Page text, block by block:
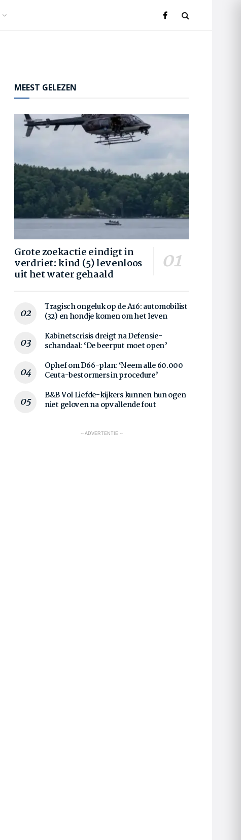
MEEST GELEZEN
Grote zoekactie eindigt in
verdriet: kind (5) levenloos
uit het water gehaald
Tragisch ongeluk op de A16: automobilist
(32) en hondje komen om het leven
Kabinetscrisis dreigt na Defensie-
schandaal: ‘De beerput moet open’
Ophef om D66-plan: ‘Neem alle 60.000
Ceuta-bestormers in procedure’
B&B Vol Liefde-kijkers kunnen hun ogen
niet geloven na opvallende fout
-- ADVERTENTIE --